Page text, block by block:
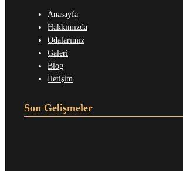
Anasayfa
Hakkımızda
Odalarımız
Galeri
Blog
İletişim
Son Gelişmeler